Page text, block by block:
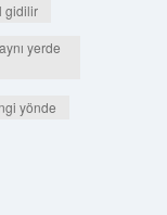
gidilir
yerde
yönde